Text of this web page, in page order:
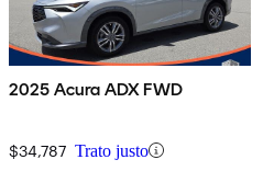
2025 Acura ADX FWD
$34,787 Trato justo